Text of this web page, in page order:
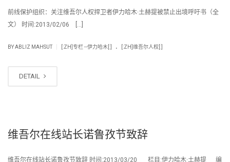
前线保护组织：关注维吾尔人权捍卫者伊力哈木·土赫提被禁止出境呼吁书（全
文） 时间:2013/02/06 […]
BYABLIZ MAHSUT [:ZH]专栏 --伊力哈木[:] . [:ZH]维吾尔人权[:]
DETAIL
维吾尔在线站长诺鲁孜节致辞
维吾尔在线站长诺鲁孜节致辞 时间:2013/03/20 栏目:伊力哈木·土赫提 编